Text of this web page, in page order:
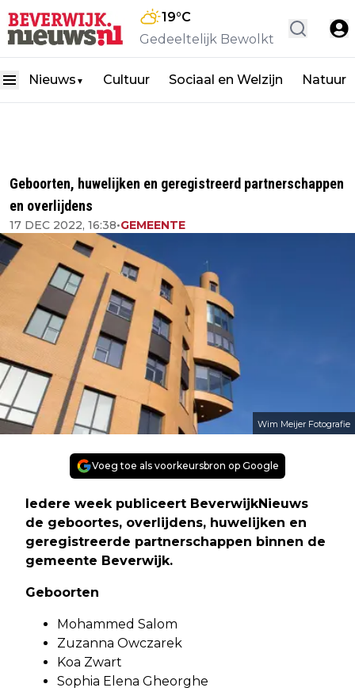
19°C
Gedeeltelijk Bewolkt
Nieuws ▼ Cultuur Sociaal en Welzijn Natuur
Geboorten, huwelijken en geregistreerd partnerschappen
en overlijdens
17 DEC 2022, 16:38•GEMEENTE
Wim Meijer Fotografie
Voeg toe als voorkeursbron op Google
Iedere week publiceert BeverwijkNieuws
de geboortes, overlijdens, huwelijken en
geregistreerde partnerschappen binnen de
gemeente Beverwijk.
Geboorten
Mohammed Salom
Zuzanna Owczarek
Koa Zwart
Sophia Elena Gheorghe